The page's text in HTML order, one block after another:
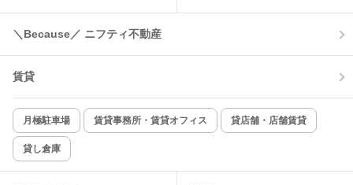
＼Because／ ニフティ不動産
賃貸
月極駐車場 賃貸事務所・賃貸オフィス 貸店舗・店舗賃貸
貸し倉庫